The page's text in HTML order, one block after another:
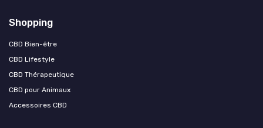
Shopping
CBD Bien-être
CBD Lifestyle
CBD Thérapeutique
CBD pour Animaux
Accessoires CBD